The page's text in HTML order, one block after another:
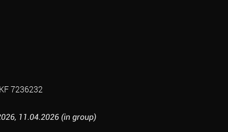
7236232
11.04.2026 (in group)